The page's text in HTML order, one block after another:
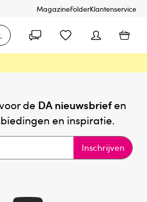
MagazineFolderKlantenservice
de DA nieuwsbriefen
en inspiratie.
Inschrijven